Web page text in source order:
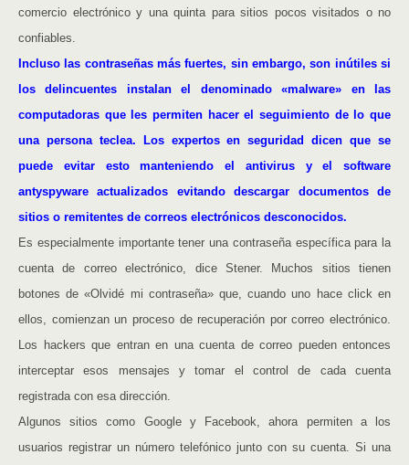
comercio electrónico y una quinta para sitios pocos visitados o no
confiables.
Incluso las contraseñas más fuertes, sin embargo, son inútiles si
los delincuentes instalan el denominado «malware» en las
computadoras que les permiten hacer el seguimiento de lo que
una persona teclea. Los expertos en seguridad dicen que se
puede evitar esto manteniendo el antivirus y el software
antyspyware actualizados evitando descargar documentos de
sitios o remitentes de correos electrónicos desconocidos.
Es especialmente importante tener una contraseña específica para la
cuenta de correo electrónico, dice Stener. Muchos sitios tienen
botones de «Olvidé mi contraseña» que, cuando uno hace click en
ellos, comienzan un proceso de recuperación por correo electrónico.
Los hackers que entran en una cuenta de correo pueden entonces
interceptar esos mensajes y tomar el control de cada cuenta
registrada con esa dirección.
Algunos sitios como Google y Facebook, ahora permiten a los
usuarios registrar un número telefónico junto con su cuenta. Si una